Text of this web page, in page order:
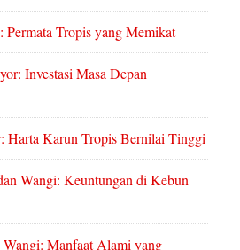
Permata Tropis yang Memikat
Investasi Masa Depan
Harta Karun Tropis Bernilai Tinggi
Wangi: Keuntungan di Kebun
Wangi: Manfaat Alami yang